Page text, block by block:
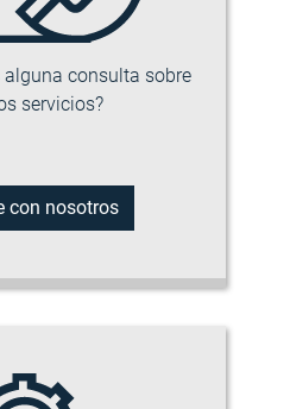
alguna consulta sobre
servicios?
con nosotros